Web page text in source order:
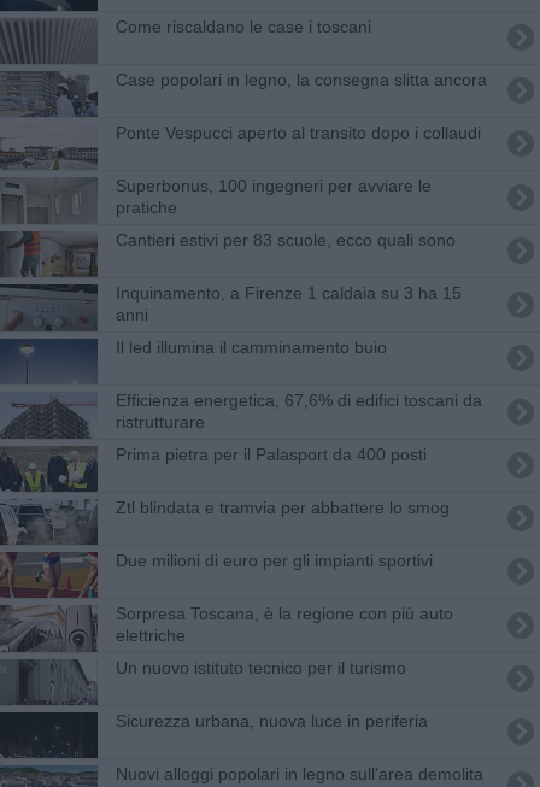
Come riscaldano le case i toscani
Case popolari in legno, la consegna slitta ancora
Ponte Vespucci aperto al transito dopo i collaudi
Superbonus, 100 ingegneri per avviare le
pratiche
Cantieri estivi per 83 scuole, ecco quali sono
Inquinamento, a Firenze 1 caldaia su 3 ha 15
anni
Il led illumina il camminamento buio
Efficienza energetica, 67,6% di edifici toscani da
ristrutturare
Prima pietra per il Palasport da 400 posti
Ztl blindata e tramvia per abbattere lo smog
Due milioni di euro per gli impianti sportivi
Sorpresa Toscana, è la regione con più auto
elettriche
Un nuovo istituto tecnico per il turismo
Sicurezza urbana, nuova luce in periferia
Nuovi alloggi popolari in legno sull'area demolita